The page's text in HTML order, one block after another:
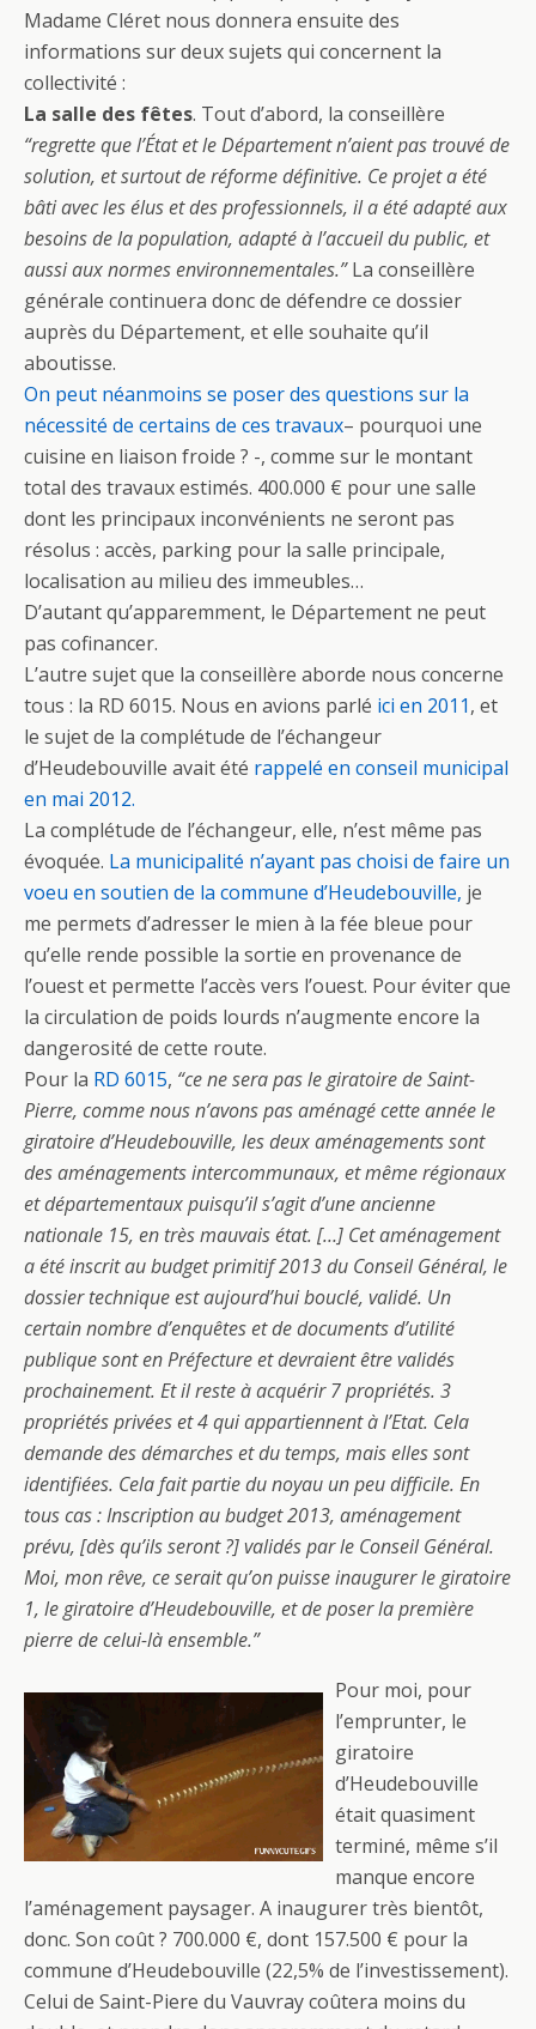
Madame Cléret nous donnera ensuite des
informations sur deux sujets qui concernent la
collectivité :
La salle des fêtes. Tout d’abord, la conseillère
“regrette que l’État et le Département n’aient pas trouvé de
solution, et surtout de réforme définitive. Ce projet a été
bâti avec les élus et des professionnels, il a été adapté aux
besoins de la population, adapté à l’accueil du public, et
aussi aux normes environnementales.”La conseillère
générale continuera donc de défendre ce dossier
auprès du Département, et elle souhaite qu’il
aboutisse.
On peut néanmoins se poser des questions sur la
nécessité de certains de ces travaux– pourquoi une
cuisine en liaison froide ? -, comme sur le montant
total des travaux estimés. 400.000 € pour une salle
dont les principaux inconvénients ne seront pas
résolus : accès, parking pour la salle principale,
localisation au milieu des immeubles…
D’autant qu’apparemment, le Département ne peut
pas cofinancer.
L’autre sujet que la conseillère aborde nous concerne
tous : la RD 6015. Nous en avions parlé ici en 2011, et
le sujet de la complétude de l’échangeur
d’Heudebouville avait été rappelé en conseil municipal
en mai 2012.
La complétude de l’échangeur, elle, n’est même pas
évoquée. La municipalité n’ayant pas choisi de faire un
voeu en soutien de la commune d’Heudebouville, je
me permets d’adresser le mien à la fée bleue pour
qu’elle rende possible la sortie en provenance de
l’ouest et permette l’accès vers l’ouest. Pour éviter que
la circulation de poids lourds n’augmente encore la
dangerosité de cette route.
Pour la RD 6015, “ce ne sera pas le giratoire de Saint-
Pierre, comme nous n’avons pas aménagé cette année le
giratoire d’Heudebouville, les deux aménagements sont
des aménagements intercommunaux, et même régionaux
et départementaux puisqu’il s’agit d’une ancienne
nationale 15, en très mauvais état. […] Cet aménagement
a été inscrit au budget primitif 2013 du Conseil Général, le
dossier technique est aujourd’hui bouclé, validé. Un
certain nombre d’enquêtes et de documents d’utilité
publique sont en Préfecture et devraient être validés
prochainement. Et il reste à acquérir 7 propriétés. 3
propriétés privées et 4 qui appartiennent à l’Etat. Cela
demande des démarches et du temps, mais elles sont
identifiées. Cela fait partie du noyau un peu difficile. En
tous cas : Inscription au budget 2013, aménagement
prévu, [dès qu’ils seront ?] validés par le Conseil Général.
Moi, mon rêve, ce serait qu’on puisse inaugurer le giratoire
1, le giratoire d’Heudebouville, et de poser la première
pierre de celui-là ensemble.”
Pour moi, pour
l’emprunter, le
giratoire
d’Heudebouville
était quasiment
terminé, même s’il
manque encore
l’aménagement paysager. A inaugurer très bientôt,
donc. Son coût ? 700.000 €, dont 157.500 € pour la
commune d’Heudebouville (22,5% de l’investissement).
Celui de Saint-Piere du Vauvray coûtera moins du